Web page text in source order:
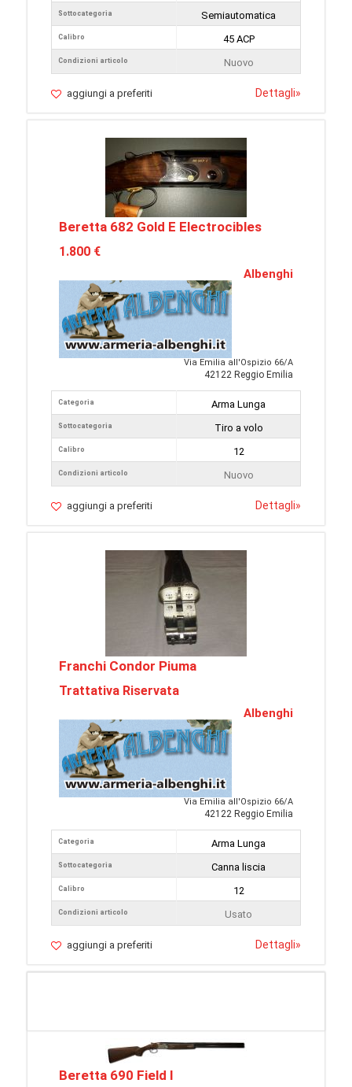
Sottocategoria
Calibro
Condizioni articolo
Semiautomatica
45 ACP
Nuovo
aggiungi a preferiti Dettagli»
Beretta 682 Gold E Electrocibles
1.800 €
Albenghi
Via Emilia all'Ospizio 66/A
42122 Reggio Emilia
Categoria
Sottocategoria
Calibro
Condizioni articolo
Arma Lunga
Tiro a volo
12
Nuovo
aggiungi a preferiti Dettagli»
Franchi Condor Piuma
Trattativa Riservata
Albenghi
Via Emilia all'Ospizio 66/A
42122 Reggio Emilia
Categoria
Sottocategoria
Calibro
Condizioni articolo
Arma Lunga
Canna liscia
12
Usato
aggiungi a preferiti Dettagli»
Beretta 690 Field I